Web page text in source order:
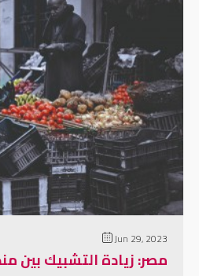
إقرأ
Jun 29, 2023
مصر: زيادة التشبيك بين